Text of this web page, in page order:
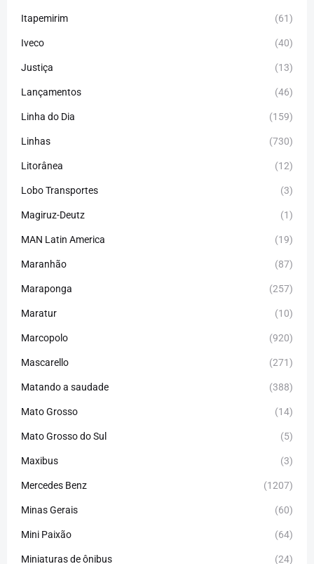
Itapemirim (61)
Iveco (40)
Justiça (13)
Lançamentos (46)
Linha do Dia (159)
Linhas (730)
Litorânea (12)
Lobo Transportes (3)
Magiruz-Deutz (1)
MAN Latin America (19)
Maranhão (87)
Maraponga (257)
Maratur (10)
Marcopolo (920)
Mascarello (271)
Matando a saudade (388)
Mato Grosso (14)
Mato Grosso do Sul (5)
Maxibus (3)
Mercedes Benz (1207)
Minas Gerais (60)
Mini Paixão (64)
Miniaturas de ônibus (24)